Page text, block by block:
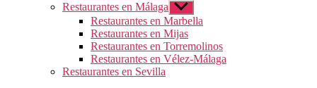
Restaurantes en Málaga Mostrar
el
submenú
Restaurantes en Marbella
Restaurantes en Mijas
Restaurantes en Torremolinos
Restaurantes en Vélez-Málaga
Restaurantes en Sevilla